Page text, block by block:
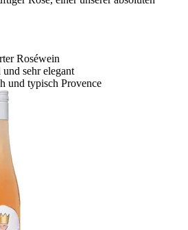
Roséwein
sehr elegant
und typisch Provence